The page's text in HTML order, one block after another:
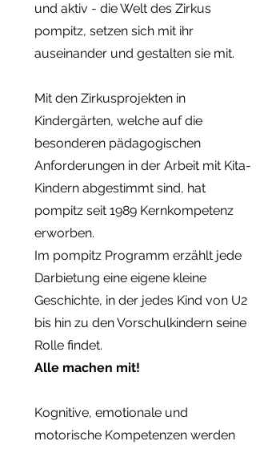
und aktiv - die Welt des Zirkus
pompitz, setzen sich mit ihr
auseinander und gestalten sie mit.
Mit den Zirkusprojekten in
Kindergärten, welche auf die
besonderen pädagogischen
Anforderungen in der Arbeit mit Kita-
Kindern abgestimmt sind, hat
pompitz seit 1989 Kernkompetenz
erworben.
Im pompitz Programm erzählt jede
Darbietung eine eigene kleine
Geschichte, in der jedes Kind von U2
bis hin zu den Vorschulkindern seine
Rolle findet.
Alle machen mit!
Kognitive, emotionale und
motorische Kompetenzen werden